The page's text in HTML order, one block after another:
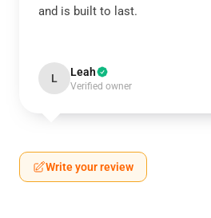
and is built to last.
L Leah
Verified owner
Write your review